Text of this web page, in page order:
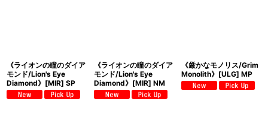
《ライオンの瞳のダイア
モンド/Lion's Eye
Diamond》[MIR] SP
《ライオンの瞳のダイア
モンド/Lion's Eye
Diamond》[MIR] NM
《厳かなモノリス/Grim
Monolith》[ULG] MP